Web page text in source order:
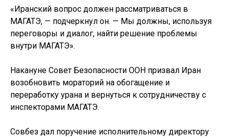
«Иранский вопрос должен рассматриваться в
МАГАТЭ, — подчеркнул он. — Мы должны, используя
переговоры и диалог, найти решение проблемы
внутри МАГАТЭ».
Накануне Совет Безопасности ООН призвал Иран
возобновить мораторий на обогащение и
переработку урана и вернуться к сотрудничеству с
инспекторами МАГАТЭ.
Совбез дал поручение исполнительному директору